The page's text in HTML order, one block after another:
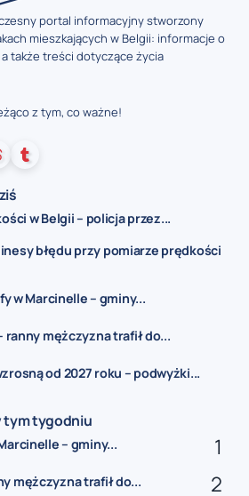
portal informacyjny stworzony
mieszkających w Belgii: informacje o
także treści dotyczące życia
z tym, co ważne!
w Belgii – policja przez...
błędu przy pomiarze prędkości
w Marcinelle – gminy...
ranny mężczyzna trafił do...
od 2027 roku – podwyżki...
tym tygodniu
– gminy...
mężczyzna trafił do...